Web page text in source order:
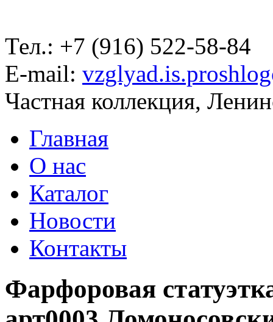
Тел.: +7 (916) 522-58-84
E-mail:
Частная коллекция,
Главная
О нас
Каталог
Новости
Контакты
Фарфоровая